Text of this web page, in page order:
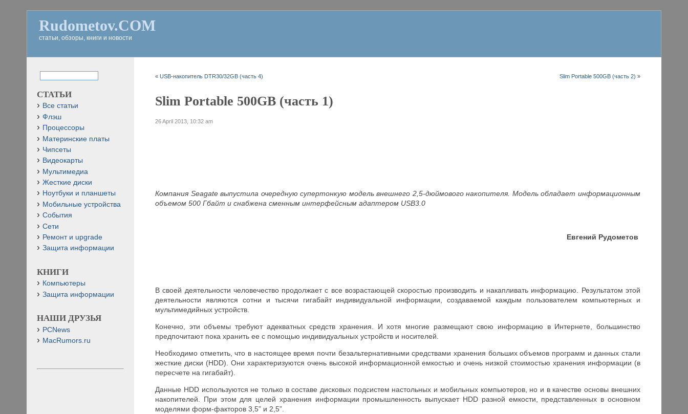
Rudometov.COM
статьи, обзоры, книги и новости
«USB-накопитель DTR30/32GB (часть 4) Slim Portable 500GB (часть 2) »
Slim Portable 500GB (часть 1)
26 April 2013, 10:32 am
Компания Seagate выпустила очередную супертонкую модель внешнего 2,5-дюймового накопителя. Модель обладает информационным
объемом 500 Гбайт и снабжена сменным интерфейсным адаптером USB3.0
Евгений Рудометов
В своей деятельности человечество продолжает с все возрастающей скоростью производить и накапливать информацию. Результатом этой
деятельности являются сотни и тысячи гигабайт индивидуальной информации, создаваемой каждым пользователем компьютерных и
мультимедийных устройств.
Конечно, эти объемы требуют адекватных средств хранения. И хотя многие размещают свою информацию в Интернете, большинство
предпочитают пока хранить ее с помощью индивидуальных устройств и носителей.
Необходимо отметить, что в настоящее время почти безальтернативными средствами хранения больших объемов программ и данных стали
жесткие диски (HDD). Они характеризуются очень высокой информационной емкостью и очень низкой стоимостью хранения информации (в
пересчете на гигабайт).
Данные HDD используются не только в составе дисковых подсистем настольных и мобильных компьютеров, но и в качестве основы внешних
накопителей. При этом для целей хранения информации промышленность выпускает HDD разной емкости, представленных в основном
моделями форм-факторов 3,5” и 2,5”.
СТАТЬИ
Все статьи
Флэш
Процессоры
Материнские платы
Чипсеты
Видеокарты
Мультимедиа
Жесткие диски
Ноутбуки и планшеты
Мобильные устройства
События
Сети
Ремонт и upgrade
Защита информации
КНИГИ
Компьютеры
Защита информации
НАШИ ДРУЗЬЯ
PCNews
MacRumors.ru